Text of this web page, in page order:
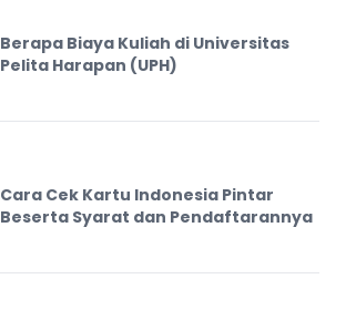
Berapa Biaya Kuliah di Universitas
Pelita Harapan (UPH)
Cara Cek Kartu Indonesia Pintar
Beserta Syarat dan Pendaftarannya